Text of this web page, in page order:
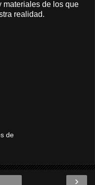
materiales de los que
realidad.
de
›